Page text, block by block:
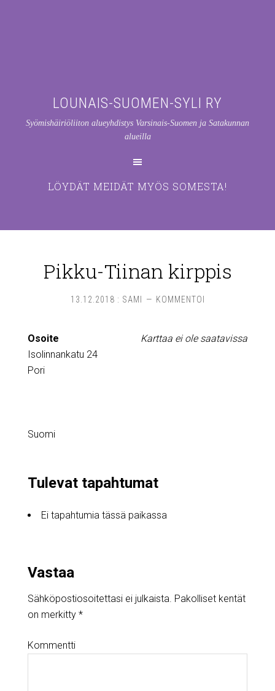
LOUNAIS-SUOMEN-SYLI RY
Syömishäiriöliiton alueyhdistys Varsinais-Suomen ja Satakunnan
alueilla
LÖYDÄT MEIDÄT MYÖS SOMESTA!
Pikku-Tiinan kirppis
13.12.2018 : SAMI KOMMENTOI
Karttaa ei ole saatavissa
Osoite
Isolinnankatu 24
Pori
Suomi
Tulevat tapahtumat
Ei tapahtumia tässä paikassa
Vastaa
Sähköpostiosoitettasi ei julkaista. Pakolliset kentät
on merkitty *
Kommentti